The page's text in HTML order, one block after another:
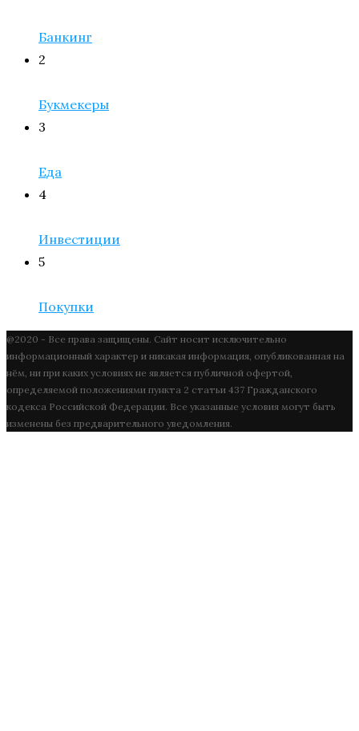
Банкинг
2
Букмекеры
3
Еда
4
Инвестиции
5
Покупки
@2020 - Все права защищены. Сайт носит исключительно
информационный характер и никакая информация, опубликованная на
нём, ни при каких условиях не является публичной офертой,
определяемой положениями пункта 2 статьи 437 Гражданского
кодекса Российской Федерации. Все указанные условия могут быть
изменены без предварительного уведомления.